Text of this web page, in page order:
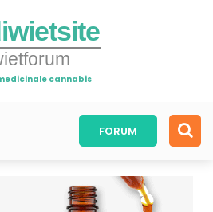
cannabis
FORUM